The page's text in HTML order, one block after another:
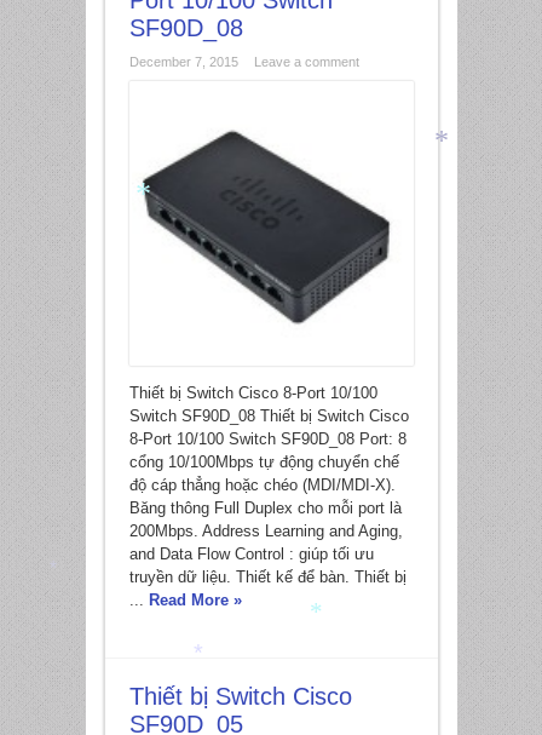
SF90D_08
December 7, 2015 Leave a comment
Thiết bị Switch Cisco 8-Port 10/100
Switch SF90D_08 Thiết bị Switch Cisco
8-Port 10/100 Switch SF90D_08 Port: 8
cổng 10/100Mbps tự động chuyển chế
độ cáp thẳng hoặc chéo (MDI/MDI-X).
Băng thông Full Duplex cho mỗi port là
200Mbps. Address Learning and Aging,
and Data Flow Control : giúp tối ưu
truyền dữ liệu. Thiết kế để bàn. Thiết bị
... Read More »
Thiết bị Switch Cisco
SF90D_05
*
*